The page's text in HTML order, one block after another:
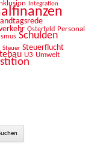
Integration
Osterfeld Personal
Schulden
Steuer Steuerflucht
U3 Umwelt